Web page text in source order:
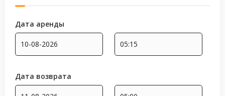
Дата аренды
Дата возврата